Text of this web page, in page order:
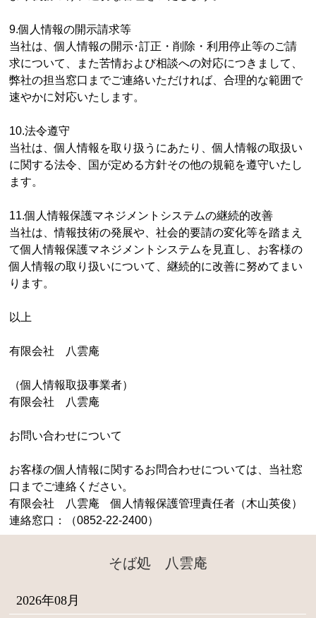
9.個人情報の開示請求等
当社は、個人情報の開示･訂正・削除・利用停止等のご請
求について、また苦情および相談への対応につきまして、
弊社の担当窓口までご連絡いただければ、合理的な範囲で
速やかに対応いたします。
10.法令遵守
当社は、個人情報を取り扱うにあたり、個人情報の取扱い
に関する法令、国が定める方針その他の規範を遵守いたし
ます。
11.個人情報保護マネジメントシステムの継続的改善
当社は、情報技術の発展や、社会的要請の変化等を踏まえ
て個人情報保護マネジメントシステムを見直し、お客様の
個人情報の取り扱いについて、継続的に改善に努めてまい
ります。
以上
有限会社 八雲庵
（個人情報取扱事業者）
有限会社 八雲庵
お問い合わせについて
お客様の個人情報に関するお問合わせについては、当社窓
口までご連絡ください。
有限会社 八雲庵 個人情報保護管理責任者（木山英俊）
連絡窓口：（0852-22-2400）
そば処 八雲庵
2026年08月